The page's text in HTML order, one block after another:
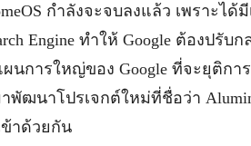
กำลังจะจบลงแล้ว เพราะไ
Engine ทำให้ Google ต้องปรั
นการใหญ่ของ Google ที่จะยุติกา
พัฒนาโปรเจกต์ใหม่ที่ชื่อว่า
ข้าด้วยกัน